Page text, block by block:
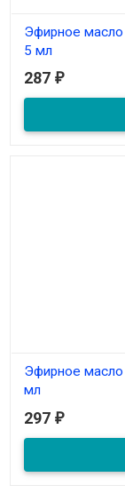
Эфирное
5 мл
В наличии
Эфирное масло
287 ₽
Эфирное
мл
В наличии
Эфирное масло
297 ₽